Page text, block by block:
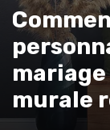
murale